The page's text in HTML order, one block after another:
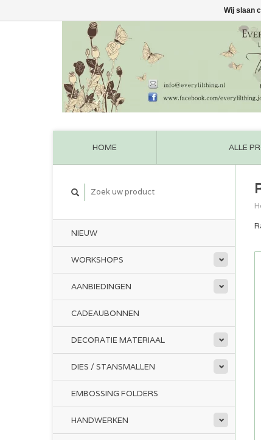
HOME ALLE
NIEUW
WORKSHOPS
AANBIEDINGEN
CADEAUBONNEN
DECORATIE MATERIAAL
DIES / STANSMALLEN
EMBOSSING FOLDERS
HANDWERKEN
Wij slaan